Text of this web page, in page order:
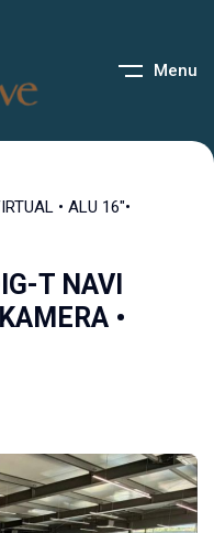
Menu
• ALU 16″•
T NAVI
•